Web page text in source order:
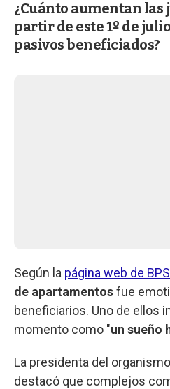
¿Cuánto aumentan las
partir de este 1º de
pasivos beneficiados?
Según la página web de BPS
de apartamentosfue
beneficiarios. Uno de ellos
momento como "un sueño
La presidenta del
destacó que complejos